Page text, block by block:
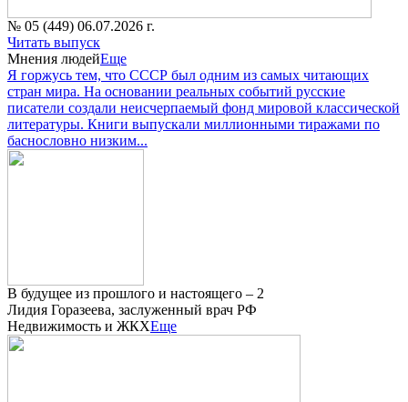
№ 05 (449) 06.07.2026 г.
Читать выпуск
Мнения людейЕще
Я горжусь тем, что СССР был одним из самых читающих
стран мира. На основании реальных событий русские
писатели создали неисчерпаемый фонд мировой классической
литературы. Книги выпускали миллионными тиражами по
баснословно низким...
В будущее из прошлого и настоящего – 2
Лидия Горазеева, заслуженный врач РФ
Недвижимость и ЖКХЕще